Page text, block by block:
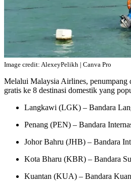
Image credit: AlexeyPelikh | Canva Pro
Melalui Malaysia Airlines, penumpang
gratis ke 8 destinasi domestik yang
Langkawi (LGK) – Bandara
Penang (PEN) – Bandara
Johor Bahru (JHB) – Bandara
Kota Bharu (KBR) – Bandara
Kuantan (KUA) – Bandara